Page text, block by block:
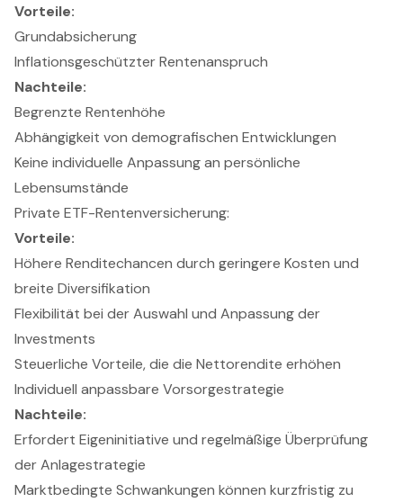
Vorteile:
Grundabsicherung
Inflationsgeschützter Rentenanspruch
Nachteile:
Begrenzte Rentenhöhe
Abhängigkeit von demografischen Entwicklungen
Keine individuelle Anpassung an persönliche
Lebensumstände
Private ETF-Rentenversicherung:
Vorteile:
Höhere Renditechancen durch geringere Kosten und
breite Diversifikation
Flexibilität bei der Auswahl und Anpassung der
Investments
Steuerliche Vorteile, die die Nettorendite erhöhen
Individuell anpassbare Vorsorgestrategie
Nachteile:
Erfordert Eigeninitiative und regelmäßige Überprüfung
der Anlagestrategie
Marktbedingte Schwankungen können kurzfristig zu